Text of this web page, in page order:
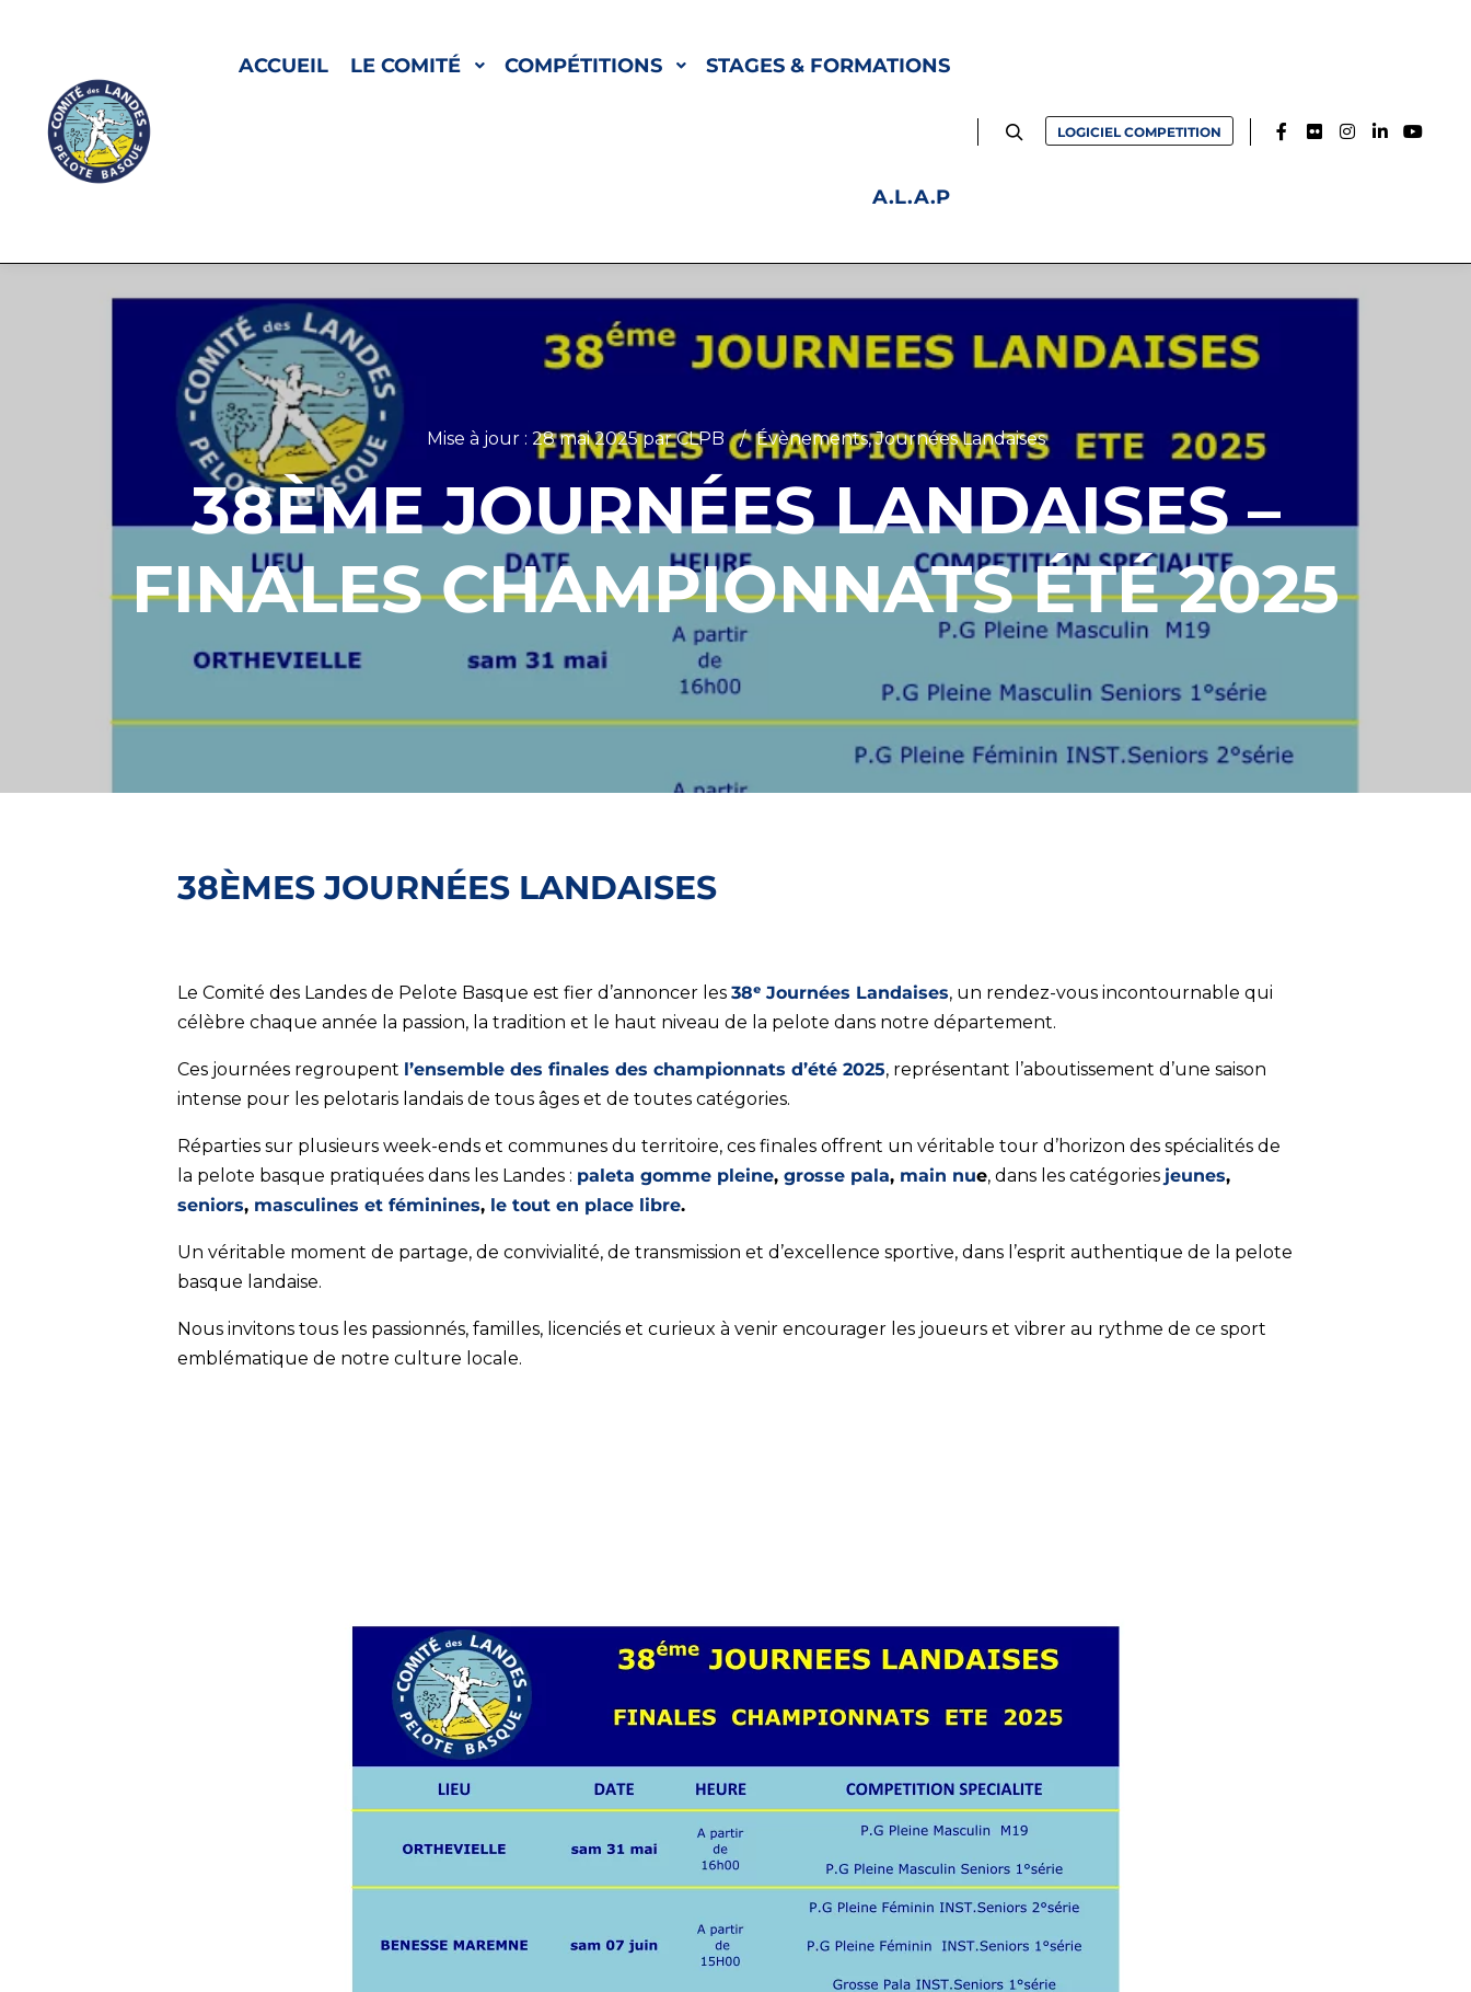
ACCUEIL LE COMITÉ COMPÉTITIONS STAGES & FORMATIONS
A.L.A.P
LOGICIEL COMPETITION
Mise à jour : 28 mai 2025parCLPB Évènements,Journées Landaises
38ÈME JOURNÉES LANDAISES –
FINALES CHAMPIONNATS ÉTÉ 2025
38ÈMES JOURNÉES LANDAISES
Le Comité des Landes de Pelote Basque est fier d’annoncer les 38ᵉ Journées Landaises, un rendez-vous incontournable qui
célèbre chaque année la passion, la tradition et le haut niveau de la pelote dans notre département.
Ces journées regroupent l’ensemble des finales des championnats d’été 2025, représentant l’aboutissement d’une saison
intense pour les pelotaris landais de tous âges et de toutes catégories.
Réparties sur plusieurs week-ends et communes du territoire, ces finales offrent un véritable tour d’horizon des spécialités de
la pelote basque pratiquées dans les Landes : paleta gomme pleine, grosse pala, main nue, dans les catégories jeunes,
seniors, masculines et féminines, le tout en place libre.
Un véritable moment de partage, de convivialité, de transmission et d’excellence sportive, dans l’esprit authentique de la pelote
basque landaise.
Nous invitons tous les passionnés, familles, licenciés et curieux à venir encourager les joueurs et vibrer au rythme de ce sport
emblématique de notre culture locale.